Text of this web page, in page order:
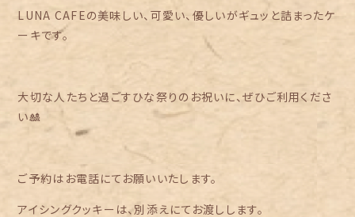
LUNA CAFEの美味しい、可愛い、優しいがギュッと詰まったケ
ーキです。
大切な人たちと過ごすひな祭りのお祝いに、ぜひご利用くださ
い🎎
ご予約はお電話にてお願いいたします。
アイシングクッキーは、別添えにてお渡しします。